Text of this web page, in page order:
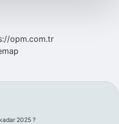
opm.com.tr
2025 ?